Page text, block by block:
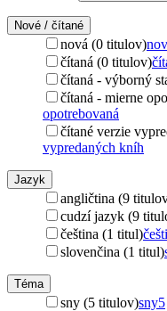
Nové / čítané
nová (0 titulov)
čítaná (0 titulov)
čítaná - výborný
čítaná - mierne
opotrebovaná
čítané verzie
vypredaných kníh
Jazyk
angličtina (9
cudzí jazyk (9
čeština (1 titul)
slovenčina (1 titul)
Téma
sny (5 titulov)sny5